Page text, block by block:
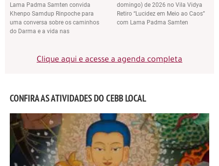
Lama Padma Samten convida
Khenpo Samdup Rinpoche para
uma conversa sobre os caminhos
do Darma e a vida nas
domingo) de 2026 no Vila Vidya
Retiro “Lucidez em Meio ao Caos”
com Lama Padma Samten
Clique aqui e acesse a agenda completa
CONFIRA AS ATIVIDADES DO CEBB LOCAL